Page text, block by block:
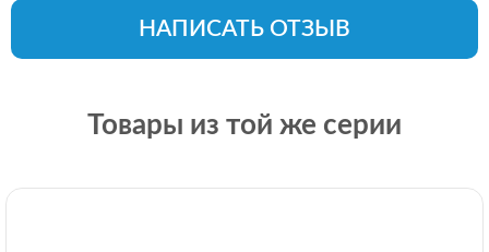
НАПИСАТЬ ОТЗЫВ
Товары из той же серии